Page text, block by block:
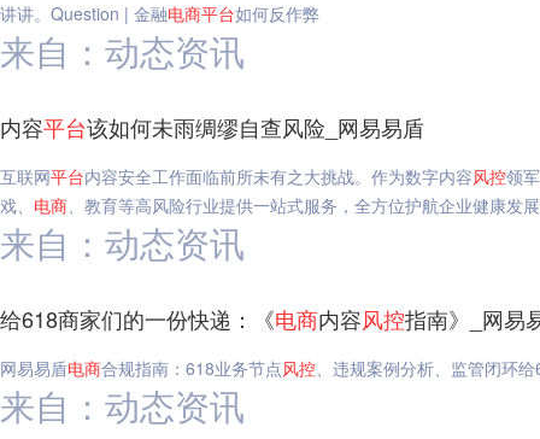
讲讲。Question | 金融电商平台如何反作弊
来自：动态资讯
内容平台该如何未雨绸缪自查风险_网易易盾
互联网平台内容安全工作面临前所未有之大挑战。作为数字内容风控领
戏、 电商、教育等高风险行业提供一站式服务，全方位护航企业健康发
来自：动态资讯
给618商家们的一份快递：《电商内容风控指南》_网易
网易易盾电商合规指南：618业务节点风控、违规案例分析、监管闭环
来自：动态资讯